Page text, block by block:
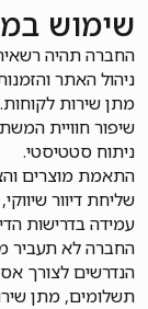
שימוש
החברה תהיה
ניהול האתר
מתן שירות לקוחות.
שיפור חוויית
ניתוח סטטיסטי.
התאמת מוצרים
שליחת דיוור
עמידה בדרישות
החברה לא תעביר
הנדרשים לצורך
תשלומים, מתן